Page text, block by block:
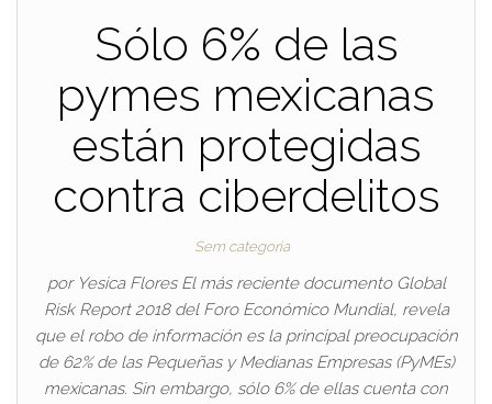
Sólo 6% de las
pymes mexicanas
están protegidas
contra ciberdelitos
Sem categoria
por Yesica Flores El más reciente documento Global
Risk Report 2018 del Foro Económico Mundial, revela
que el robo de información es la principal preocupación
de 62% de las Pequeñas y Medianas Empresas (PyMEs)
mexicanas. Sin embargo, sólo 6% de ellas cuenta con